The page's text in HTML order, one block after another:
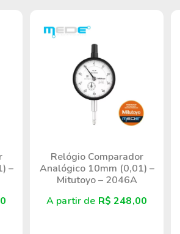
–
Relógio Comparador
Analógico 10mm (0,01) –
Mitutoyo – 2046A
A partir de R$ 248,00